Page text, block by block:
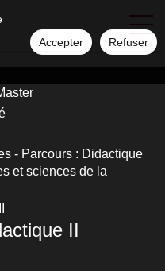
Accepter Refuser
- Parcours : Didactique
et sciences de la
II